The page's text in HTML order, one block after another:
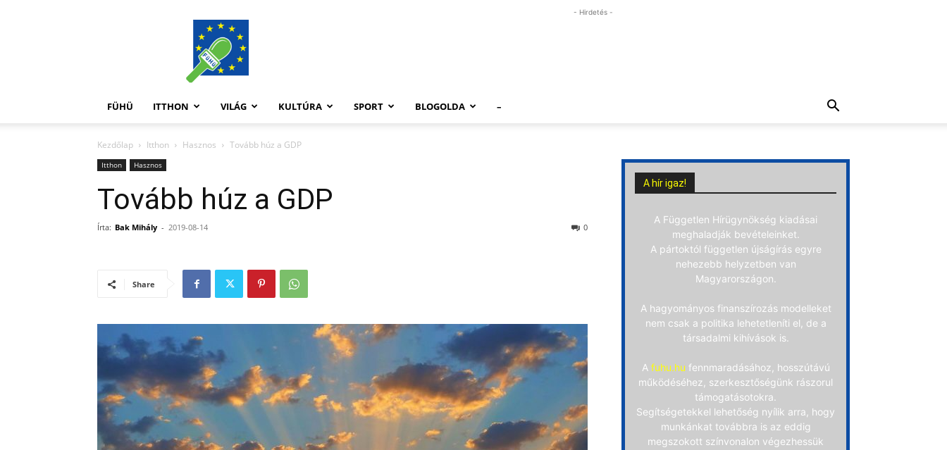
FüHü
- Hirdetés -
FÜHÜ ITTHON VILÁG KULTÚRA SPORT BLOGOLDA –
Kezdőlap Itthon Hasznos Tovább húz a GDP
Itthon Hasznos
Tovább húz a GDP
Írta: Bak Mihály - 2019-08-14 0
Share
A hír igaz!
A Független Hírügynökség kiadásai
meghaladják bevételeinket.
A pártoktól független újságírás egyre
nehezebb helyzetben van
Magyarországon.
A hagyományos finanszírozás modelleket
nem csak a politika lehetetleníti el, de a
társadalmi kihívások is.
A fuhu.hu fennmaradásához, hosszútávú
működéséhez, szerkesztőségünk rászorul
támogatásotokra.
Segítségetekkel lehetőség nyílik arra, hogy
munkánkat továbbra is az eddig
megszokott színvonalon végezhessük